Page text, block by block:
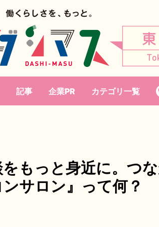
記事 企業PR カテゴリ一覧
もっと身近に。つ
サロン』って何？